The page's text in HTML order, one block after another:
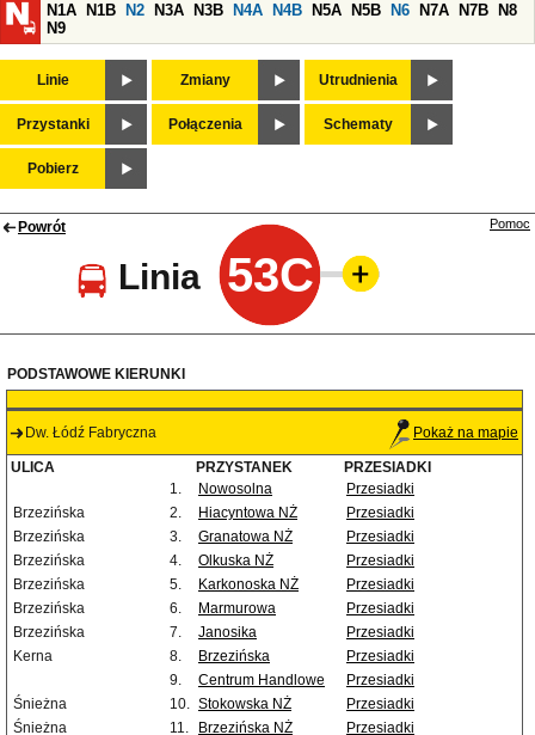
N1A
N1B N2 N3A N3B N4A N4B N5A N5B N6 N7A N7B
N8
N9
Linie Zmiany Utrudnienia
Przystanki Połączenia Schematy
Pobierz
Powrót
Linia 53C
Pomoc
PODSTAWOWE KIERUNKI
Dw. Łódź Fabryczna Pokaż na mapie
ULICA PRZYSTANEK
PRZESIADKI
1.
Nowosolna
Przesiadki
Brzezińska
2. Hiacyntowa NŻ
Przesiadki
Brzezińska
3. Granatowa NŻ
Przesiadki
Brzezińska
4. Olkuska NŻ
Przesiadki
Brzezińska
5. Karkonoska NŻ
Przesiadki
Brzezińska
6. Marmurowa
Przesiadki
Brzezińska
7. Janosika
Przesiadki
Kerna
8. Brzezińska
Przesiadki
9.
Centrum Handlowe
Przesiadki
Śnieżna
10. Stokowska NŻ
Przesiadki
Śnieżna
11. Brzezińska NŻ Przesiadki